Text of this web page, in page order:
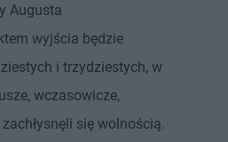
Augusta
wyjścia będzie
i trzydziestych, w
wczasowicze,
się wolnością.